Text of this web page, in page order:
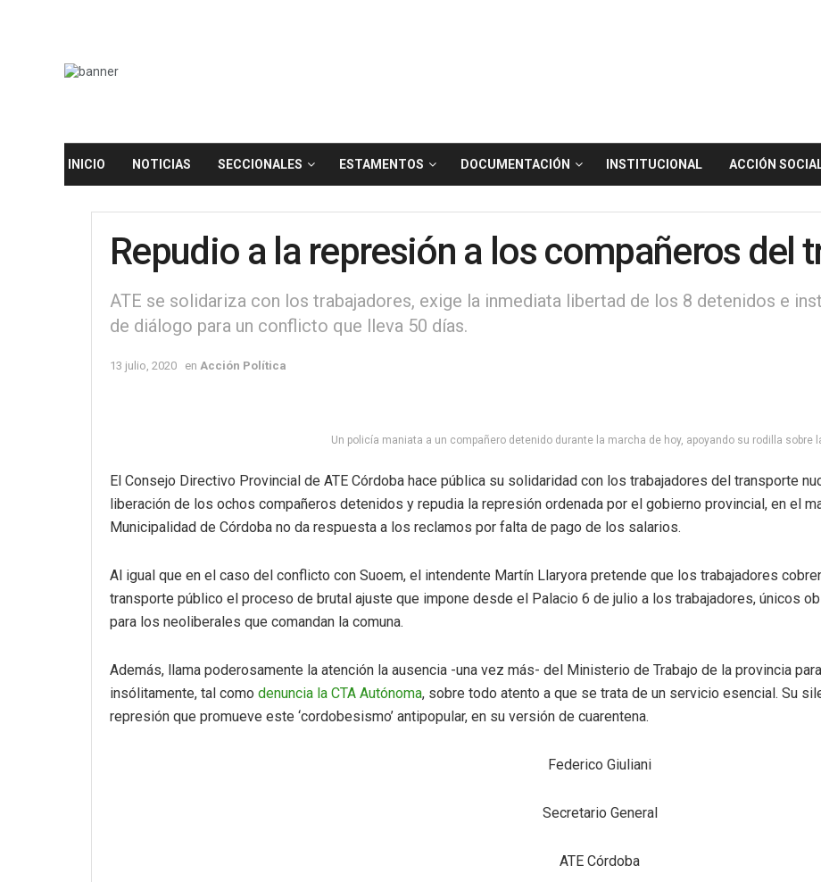
INICIO NOTICIAS SECCIONALES ESTAMENTOS DOCUMENTACIÓN INSTITUCIONAL ACCIÓN
Repudio a la represión a los compañeros del
ATE se solidariza con los trabajadores, exige la inmediata libertad de los 8 detenidos e
de diálogo para un conflicto que lleva 50 días.
13 julio, 2020 en Acción Política
Un policía maniata a un compañero detenido durante la marcha de hoy, apoyando su rodilla sobre
El Consejo Directivo Provincial de ATE Córdoba hace pública su solidaridad con los trabajadores del transporte
liberación de los ochos compañeros detenidos y repudia la represión ordenada por el gobierno provincial, en el
Municipalidad de Córdoba no da respuesta a los reclamos por falta de pago de los salarios.
Al igual que en el caso del conflicto con Suoem, el intendente Martín Llaryora pretende que los trabajadores
transporte público el proceso de brutal ajuste que impone desde el Palacio 6 de julio a los trabajadores, únicos
para los neoliberales que comandan la comuna.
Además, llama poderosamente la atención la ausencia -una vez más- del Ministerio de Trabajo de la provincia
insólitamente, tal como denuncia la CTA Autónoma, sobre todo atento a que se trata de un servicio esencial. Su
represión que promueve este ‘cordobesismo’ antipopular, en su versión de cuarentena.
Federico Giuliani
Secretario General
ATE Córdoba